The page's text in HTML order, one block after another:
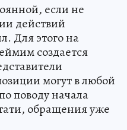
если не
действий
Для этого на
создается
могут в любой
поводу начала
обращения уже